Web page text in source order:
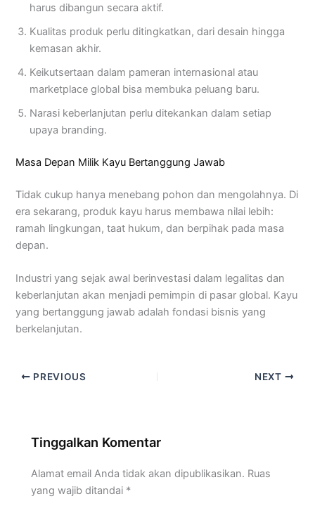
harus dibangun secara aktif.
Kualitas produk perlu ditingkatkan, dari desain hingga
kemasan akhir.
Keikutsertaan dalam pameran internasional atau
marketplace global bisa membuka peluang baru.
Narasi keberlanjutan perlu ditekankan dalam setiap
upaya branding.
Masa Depan Milik Kayu Bertanggung Jawab
Tidak cukup hanya menebang pohon dan mengolahnya. Di
era sekarang, produk kayu harus membawa nilai lebih:
ramah lingkungan, taat hukum, dan berpihak pada masa
depan.
Industri yang sejak awal berinvestasi dalam legalitas dan
keberlanjutan akan menjadi pemimpin di pasar global. Kayu
yang bertanggung jawab adalah fondasi bisnis yang
berkelanjutan.
PREVIOUS NEXT
Tinggalkan Komentar
Alamat email Anda tidak akan dipublikasikan. Ruas
yang wajib ditandai *